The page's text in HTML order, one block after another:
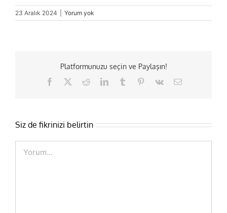
23 Aralık 2024 Yorum yok
Platformunuzu seçin ve Paylaşın!
Facebook RedditLinkedInTumblr Pinterest
Vk
E-
Siz de fikrinizi belirtin